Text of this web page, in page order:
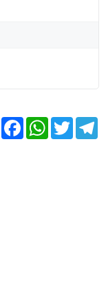
Share FacebookWhatsApp
Twitter